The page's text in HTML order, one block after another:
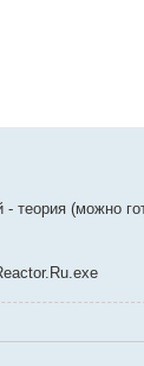
теория (можно